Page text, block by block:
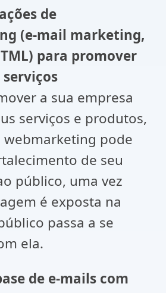
de
(e-mail marketing,
para promover
a sua empresa
serviços e produtos,
webmarketing pode
de seu
público, uma vez
é exposta na
passa a se
ela.
de e-mails com